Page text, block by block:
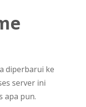
diperbarui ke
server ini
apa pun.